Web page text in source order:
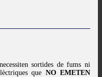
sortides de fums ni
que NO EMETEN